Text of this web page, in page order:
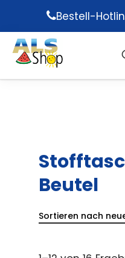
main
content
Bestell-
Beutel
Sortieren nach